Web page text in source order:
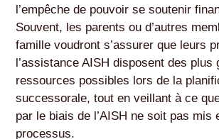
l’empêche de pouvoir se soutenir
Souvent, les parents ou d’autres
famille voudront s’assurer que leurs
l’assistance AISH disposent des plus
ressources possibles lors de la
successorale, tout en veillant à ce
par le biais de l’AISH ne soit pas mis
processus.